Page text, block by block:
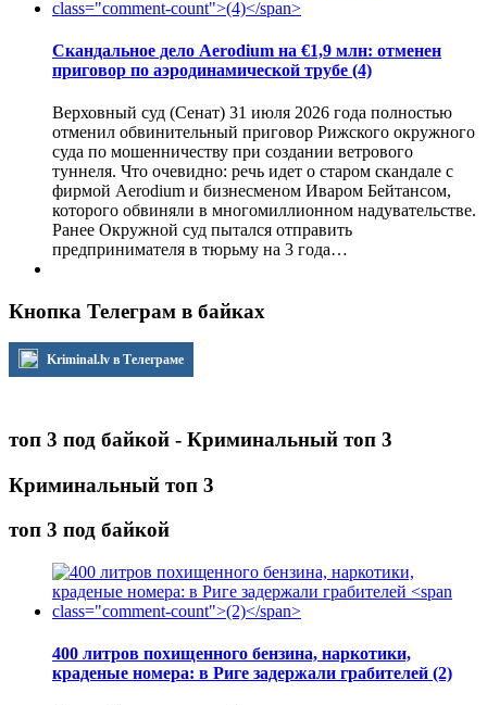
Скандальное дело Aerodium на €1,9 млн: отменен
приговор по аэродинамической трубе (4)
Верховный суд (Сенат) 31 июля 2026 года полностью
отменил обвинительный приговор Рижского окружного
суда по мошенничеству при создании ветрового
туннеля. Что очевидно: речь идет о старом скандале с
фирмой Aerodium и бизнесменом Иваром Бейтансом,
которого обвиняли в многомиллионном надувательстве.
Ранее Окружной суд пытался отправить
предпринимателя в тюрьму на 3 года…
Кнопка Телеграм в байках
Kriminal.lv в Телеграме
топ 3 под байкой - Криминальный топ 3
Криминальный топ 3
топ 3 под байкой
400 литров похищенного бензина, наркотики,
краденые номера: в Риге задержали грабителей (2)